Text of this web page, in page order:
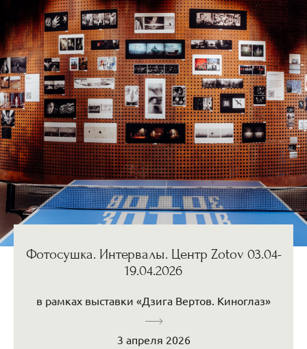
Фотосушка. Интервалы. Центр Zotov 03.04-
19.04.2026
в рамках выставки «Дзига Вертов. Киноглаз»
3 апреля 2026